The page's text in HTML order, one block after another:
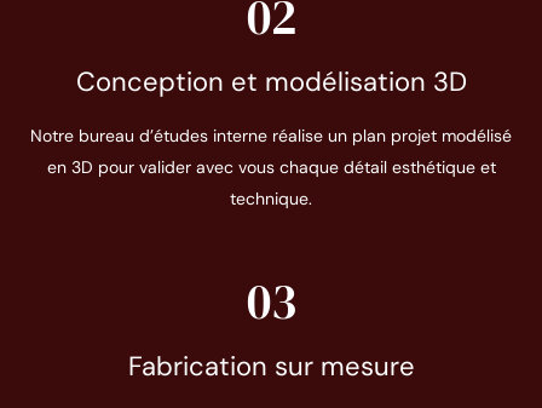
02
Conception et modélisation 3D
Notre bureau d’études interne réalise un plan projet modélisé
en 3D pour valider avec vous chaque détail esthétique et
technique.
03
Fabrication sur mesure